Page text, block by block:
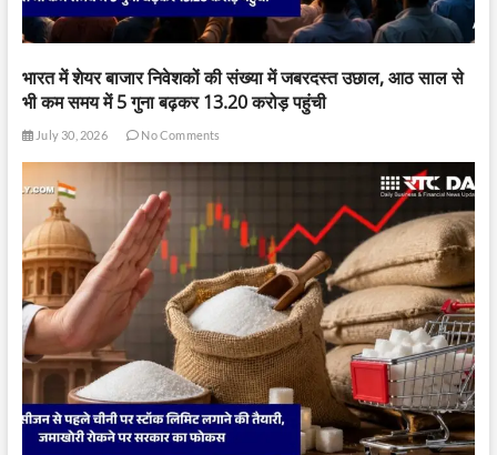
भारत में शेयर बाजार निवेशकों की संख्या में जबरदस्त उछाल, आठ साल से
भी कम समय में 5 गुना बढ़कर 13.20 करोड़ पहुंची
July 30, 2026 No Comments